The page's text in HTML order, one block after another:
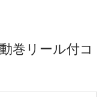
巻リール付コ